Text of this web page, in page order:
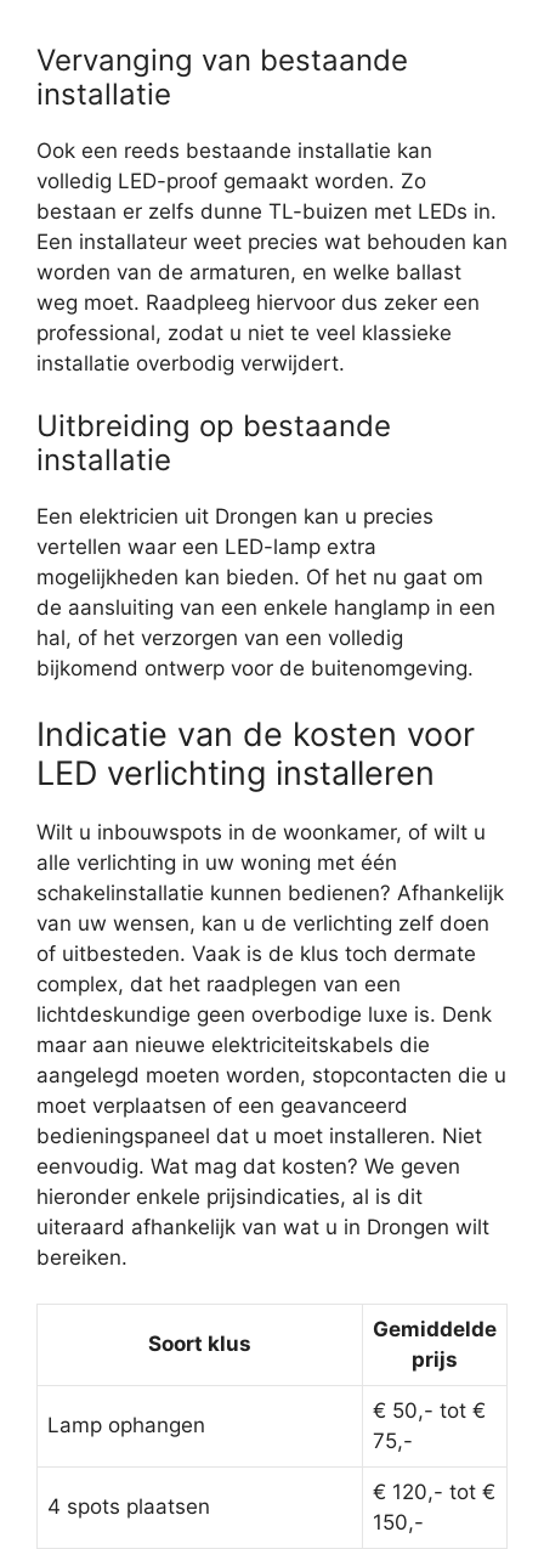
Vervanging van bestaande
installatie
Ook een reeds bestaande installatie kan
volledig LED-proof gemaakt worden. Zo
bestaan er zelfs dunne TL-buizen met LEDs in.
Een installateur weet precies wat behouden kan
worden van de armaturen, en welke ballast
weg moet. Raadpleeg hiervoor dus zeker een
professional, zodat u niet te veel klassieke
installatie overbodig verwijdert.
Uitbreiding op bestaande
installatie
Een elektricien uit Drongen kan u precies
vertellen waar een LED-lamp extra
mogelijkheden kan bieden. Of het nu gaat om
de aansluiting van een enkele hanglamp in een
hal, of het verzorgen van een volledig
bijkomend ontwerp voor de buitenomgeving.
Indicatie van de kosten voor
LED verlichting installeren
Wilt u inbouwspots in de woonkamer, of wilt u
alle verlichting in uw woning met één
schakelinstallatie kunnen bedienen? Afhankelijk
van uw wensen, kan u de verlichting zelf doen
of uitbesteden. Vaak is de klus toch dermate
complex, dat het raadplegen van een
lichtdeskundige geen overbodige luxe is. Denk
maar aan nieuwe elektriciteitskabels die
aangelegd moeten worden, stopcontacten die u
moet verplaatsen of een geavanceerd
bedieningspaneel dat u moet installeren. Niet
eenvoudig. Wat mag dat kosten? We geven
hieronder enkele prijsindicaties, al is dit
uiteraard afhankelijk van wat u in Drongen wilt
bereiken.
Soort klus
Gemiddelde
prijs
Lamp ophangen
€ 50,- tot €
75,-
4 spots plaatsen
€ 120,- tot €
150,-